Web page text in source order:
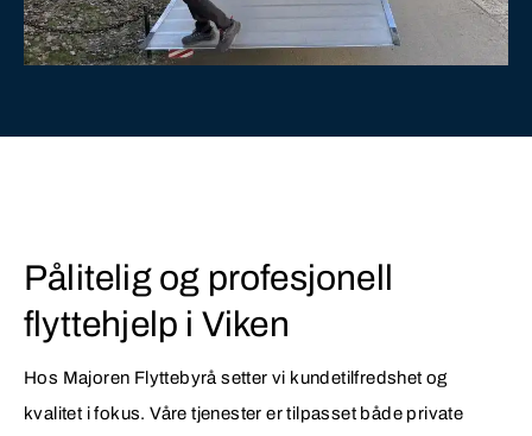
Pålitelig og profesjonell
flyttehjelp i Viken
Hos Majoren Flyttebyrå setter vi kundetilfredshet og
kvalitet i fokus. Våre tjenester er tilpasset både private